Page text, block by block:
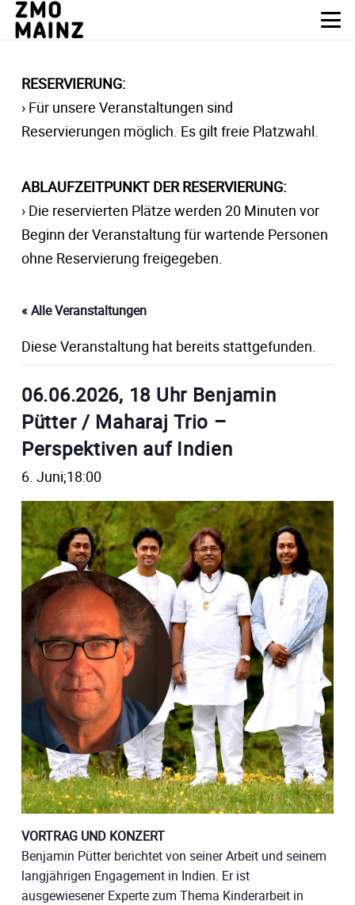
RESERVIERUNG:
› Für unsere Veranstaltungen sind
Reservierungen möglich. Es gilt freie Platzwahl.
ABLAUFZEITPUNKT DER RESERVIERUNG:
› Die reservierten Plätze werden 20 Minuten vor
Beginn der Veranstaltung für wartende Personen
ohne Reservierung freigegeben.
« Alle Veranstaltungen
Diese Veranstaltung hat bereits stattgefunden.
06.06.2026, 18 Uhr Benjamin
Pütter / Maharaj Trio –
Perspektiven auf Indien
6. Juni;18:00
VORTRAG UND KONZERT
Benjamin Pütter berichtet von seiner Arbeit und seinem
langjährigen Engagement in Indien. Er ist
ausgewiesener Experte zum Thema Kinderarbeit in